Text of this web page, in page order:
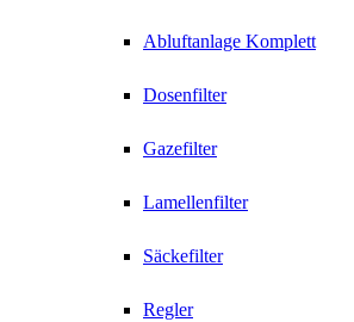
Abluftanlage Komplett
Dosenfilter
Gazefilter
Lamellenfilter
Säckefilter
Regler